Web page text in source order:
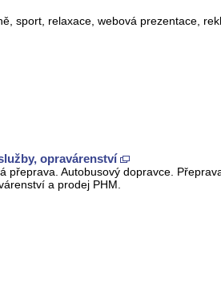
sport, relaxace, webová prezentace,
opravárenství
Autobusový dopravce.
a prodej PHM.